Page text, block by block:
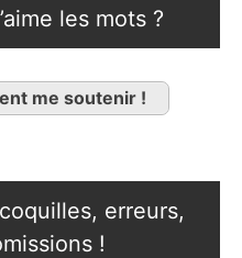
les mots ?
me soutenir !
erreurs,
!